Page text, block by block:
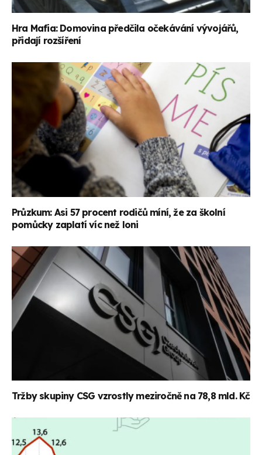
Hra Mafia: Domovina předčila očekávání vývojářů,
přidají rozšíření
Průzkum: Asi 57 procent rodičů míní, že za školní
pomůcky zaplatí víc než loni
Tržby skupiny CSG vzrostly meziročně na 78,8 mld. Kč